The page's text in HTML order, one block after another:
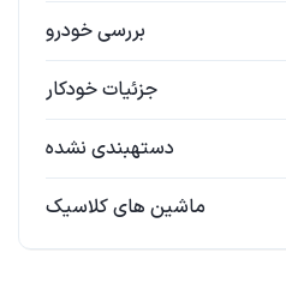
بررسی خودرو
جزئیات خودکار
دستهبندی نشده
ماشین های کلاسیک